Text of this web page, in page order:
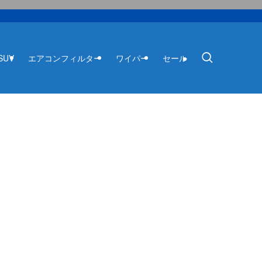
エアコンフィルター ワイパー セール